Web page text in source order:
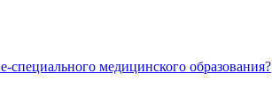
медицинского образования?